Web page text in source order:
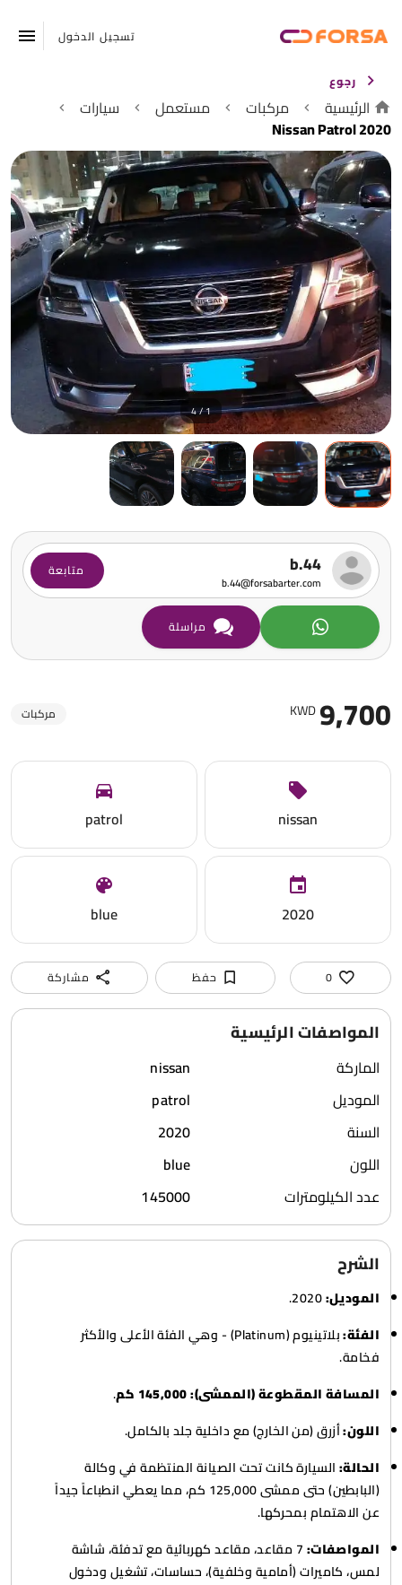
تسجيل الدخول
رجوع
الرئيسية مركبات مستعمل
سيارات
Nissan Patrol 2020
9,700
KWD مركبات
nissan
patrol
2020
blue
0 حفظ مشاركة
المواصفات الرئيسية
الماركة
nissan
الموديل
patrol
السنة
2020
اللون
blue
عدد الكيلومترات
145000
الشرح
الموديل:
الفئة:
بلاتينيوم (Platinum) - وهي الفئة الأعلى والأكثر
فخامة.
المسافة المقطوعة (الممشى):145,000 كم
.
اللون:أزرق (من الخارج) مع داخلية جلد بالكامل.
الحالة:السيارة كانت تحت الصيانة المنتظمة في وكالة
(البابطين) حتى ممشى 125,000 كم، مما يعطي انطباعاً جيداً
عن الاهتمام بمحركها.
المواصفات:
7 مقاعد، مقاعد كهربائية مع تدفئة، شاشة
لمس، كاميرات (أمامية وخلفية)، حساسات، تشغيل ودخول
1 / 4
b.44
b.44@forsabarter.com
متابعة
مراسلة